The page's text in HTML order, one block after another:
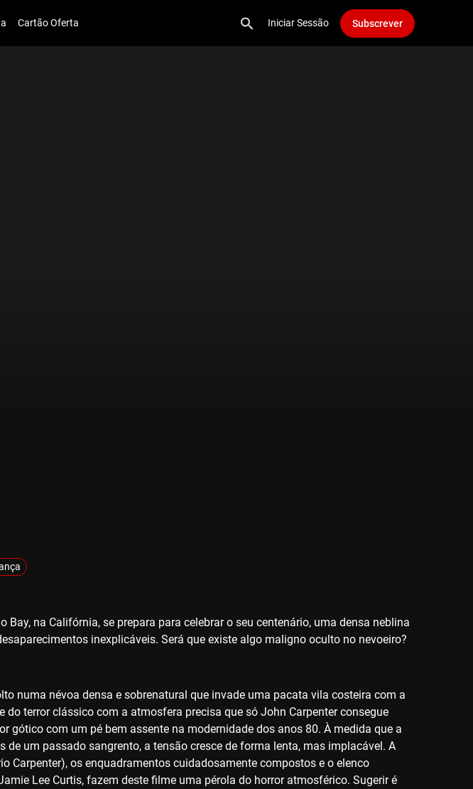
Cartão Oferta Iniciar Sessão Subscrever
na Califórnia, se prepara para celebrar o seu centenário, uma densa neblina
inexplicáveis. Será que existe algo maligno oculto no nevoeiro?
numa névoa densa e sobrenatural que invade uma pacata vila costeira com a
terror clássico com a atmosfera precisa que só John Carpenter consegue
gótico com um pé bem assente na modernidade dos anos 80. À medida que a
de um passado sangrento, a tensão cresce de forma lenta, mas implacável. A
Carpenter), os enquadramentos cuidadosamente compostos e o elenco
Lee Curtis, fazem deste filme uma pérola do horror atmosférico. Sugerir é